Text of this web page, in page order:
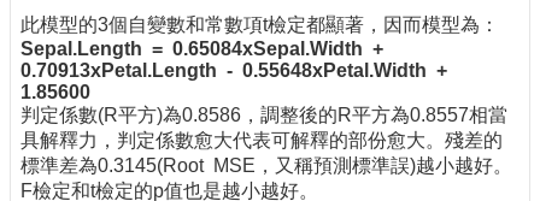
此模型的3個自變數和常數項t檢定都顯著，因而模型為：
Sepal.Length = 0.65084xSepal.Width +
0.70913xPetal.Length - 0.55648xPetal.Width +
1.85600
判定係數(R平方)為0.8586，調整後的R平方為0.8557相當
具解釋力，判定係數愈大代表可解釋的部份愈大。殘差的
標準差為0.3145(Root MSE，又稱預測標準誤)越小越好。
F檢定和t檢定的p值也是越小越好。